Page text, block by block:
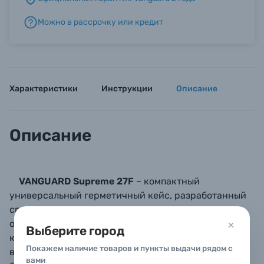
Выберите город
Покажем наличие товаров и пункты выдачи рядом с
вами
Можно в рассрочку или кредит
Характеристики Инструкции Описание
Описание
VANGUARD Supreme 27F – компактный
универсальный герметичный кейс, разработанный
специально для перевозки ценного фото- и видео
оборудования. Корпус кейса изготовлен из
качественного прочного пластика, который
выдерживает общую нагрузку до 120 кг.